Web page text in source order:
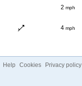
2 mph
4 mph
Help Cookies Privacy policy